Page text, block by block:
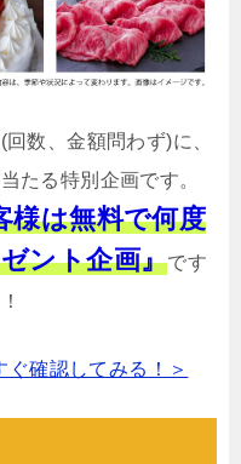
数、金額問わず)に、
たる特別企画です。
様は無料で何度
ント企画』です
ぐ確認してみる！＞